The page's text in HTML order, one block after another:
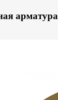
арматура